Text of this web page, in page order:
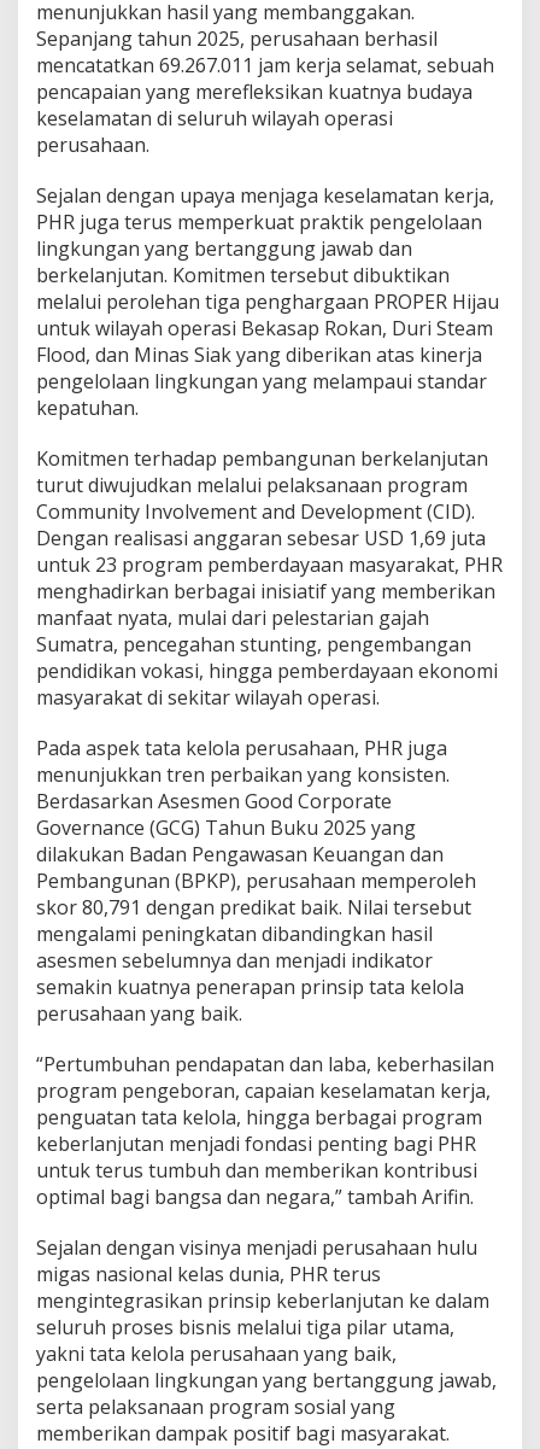
menunjukkan hasil yang membanggakan.
Sepanjang tahun 2025, perusahaan berhasil
mencatatkan 69.267.011 jam kerja selamat, sebuah
pencapaian yang merefleksikan kuatnya budaya
keselamatan di seluruh wilayah operasi
perusahaan.
Sejalan dengan upaya menjaga keselamatan kerja,
PHR juga terus memperkuat praktik pengelolaan
lingkungan yang bertanggung jawab dan
berkelanjutan. Komitmen tersebut dibuktikan
melalui perolehan tiga penghargaan PROPER Hijau
untuk wilayah operasi Bekasap Rokan, Duri Steam
Flood, dan Minas Siak yang diberikan atas kinerja
pengelolaan lingkungan yang melampaui standar
kepatuhan.
Komitmen terhadap pembangunan berkelanjutan
turut diwujudkan melalui pelaksanaan program
Community Involvement and Development (CID).
Dengan realisasi anggaran sebesar USD 1,69 juta
untuk 23 program pemberdayaan masyarakat, PHR
menghadirkan berbagai inisiatif yang memberikan
manfaat nyata, mulai dari pelestarian gajah
Sumatra, pencegahan stunting, pengembangan
pendidikan vokasi, hingga pemberdayaan ekonomi
masyarakat di sekitar wilayah operasi.
Pada aspek tata kelola perusahaan, PHR juga
menunjukkan tren perbaikan yang konsisten.
Berdasarkan Asesmen Good Corporate
Governance (GCG) Tahun Buku 2025 yang
dilakukan Badan Pengawasan Keuangan dan
Pembangunan (BPKP), perusahaan memperoleh
skor 80,791 dengan predikat baik. Nilai tersebut
mengalami peningkatan dibandingkan hasil
asesmen sebelumnya dan menjadi indikator
semakin kuatnya penerapan prinsip tata kelola
perusahaan yang baik.
“Pertumbuhan pendapatan dan laba, keberhasilan
program pengeboran, capaian keselamatan kerja,
penguatan tata kelola, hingga berbagai program
keberlanjutan menjadi fondasi penting bagi PHR
untuk terus tumbuh dan memberikan kontribusi
optimal bagi bangsa dan negara,” tambah Arifin.
Sejalan dengan visinya menjadi perusahaan hulu
migas nasional kelas dunia, PHR terus
mengintegrasikan prinsip keberlanjutan ke dalam
seluruh proses bisnis melalui tiga pilar utama,
yakni tata kelola perusahaan yang baik,
pengelolaan lingkungan yang bertanggung jawab,
serta pelaksanaan program sosial yang
memberikan dampak positif bagi masyarakat.